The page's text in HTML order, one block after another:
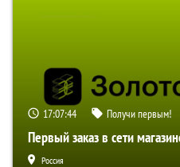
17:07:43 Получи первым!
Первый заказ в сети
Россия